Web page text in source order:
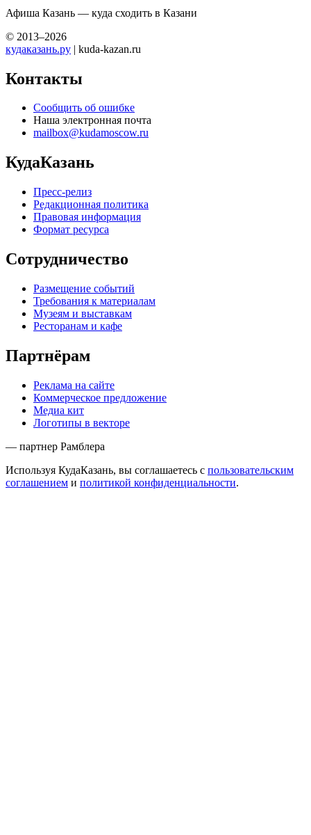
Афиша Казань — куда сходить в Казани
© 2013–2026
кудаказань.ру | kuda-kazan.ru
Контакты
Сообщить об ошибке
Наша электронная почта
mailbox@kudamoscow.ru
КудаКазань
Пресс-релиз
Редакционная политика
Правовая информация
Формат ресурса
Сотрудничество
Размещение событий
Требования к материалам
Музеям и выставкам
Ресторанам и кафе
Партнёрам
Реклама на сайте
Коммерческое предложение
Медиа кит
Логотипы в векторе
— партнер Рамблера
Используя КудаКазань, вы соглашаетесь с пользовательским
соглашением и политикой конфиденциальности.